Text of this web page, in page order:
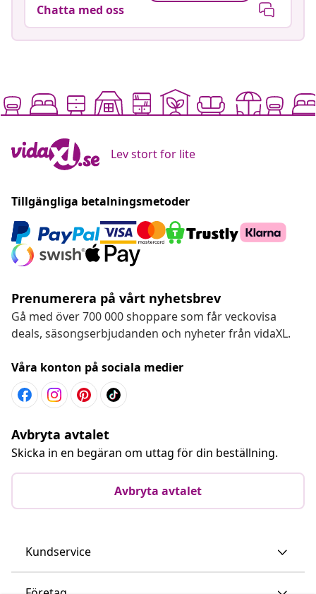
Chatta med oss
Lev stort for lite
Tillgängliga betalningsmetoder
Prenumerera på vårt nyhetsbrev
Gå med över 700 000 shoppare som får veckovisa
deals, säsongserbjudanden och nyheter från vidaXL.
Våra konton på sociala medier
Avbryta avtalet
Skicka in en begäran om uttag för din beställning.
Avbryta avtalet
Kundservice